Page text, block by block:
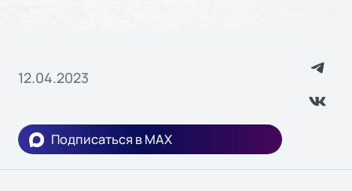
12.04.2023
Подписаться в MAX